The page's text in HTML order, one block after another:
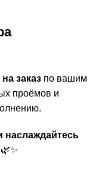
на заказ по вашим
проёмов и
наслаждайтесь
🌿✨